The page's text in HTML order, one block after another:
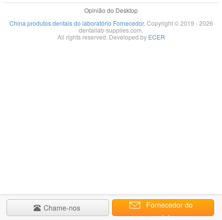
Chame-nos
Fornecedor do
contato
Opinião do Desktop
China produtos dentais do laboratório Fornecedor. Copyright © 2019 - 2026
dentallab-supplies.com.
All rights reserved. Developed by ECER